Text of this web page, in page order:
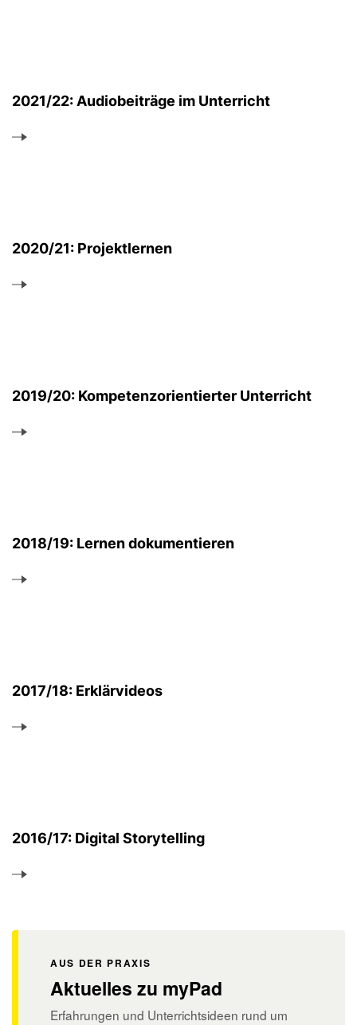
2021/22: Audiobeiträge im Unterricht
2020/21: Projektlernen
2019/20: Kompetenzorientierter Unterricht
2018/19: Lernen dokumentieren
2017/18: Erklärvideos
2016/17: Digital Storytelling
AUS DER PRAXIS
Aktuelles zu myPad
Erfahrungen und Unterrichtsideen rund um